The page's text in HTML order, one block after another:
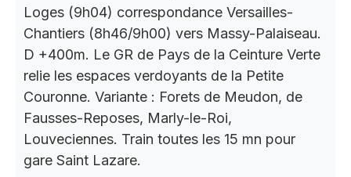
Loges (9h04) correspondance Versailles-
Chantiers (8h46/9h00) vers Massy-Palaiseau.
D +400m. Le GR de Pays de la Ceinture Verte
relie les espaces verdoyants de la Petite
Couronne. Variante : Forets de Meudon, de
Fausses-Reposes, Marly-le-Roi,
Louveciennes. Train toutes les 15 mn pour
gare Saint Lazare.